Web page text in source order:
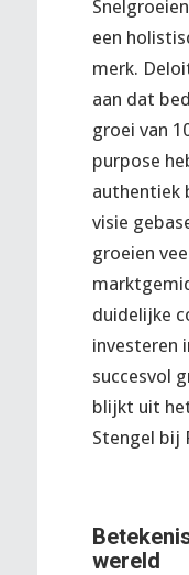
een
merk.
aan dat
groei van
purpose
authentiek
visie
groeien
duidelijke
investeren
succesvol
blijkt uit
Stengel bij
wereld